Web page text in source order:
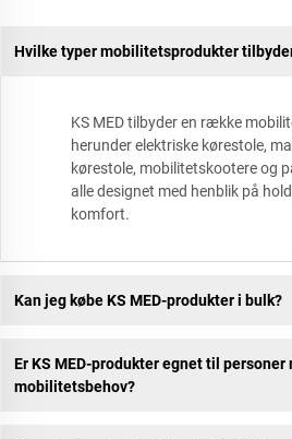
Hvilke typer mobilitetsprodukter tilbyder
KS MED tilbyder en række
herunder elektriske kørestole,
kørestole, mobilitetskootere og
alle designet med henblik på
komfort.
Kan jeg købe KS MED-produkter i bulk?
Er KS MED-produkter egnet til
mobilitetsbehov?